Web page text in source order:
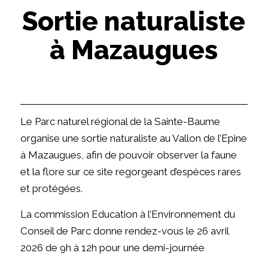
Sortie naturaliste
à Mazaugues
Le Parc naturel régional de la Sainte-Baume
organise une sortie naturaliste au Vallon de l’Epine
à Mazaugues, afin de pouvoir observer la faune
et la flore sur ce site regorgeant d’espèces rares
et protégées.
La commission Education à l’Environnement du
Conseil de Parc donne rendez-vous le 26 avril
2026 de 9h à 12h pour une demi-journée